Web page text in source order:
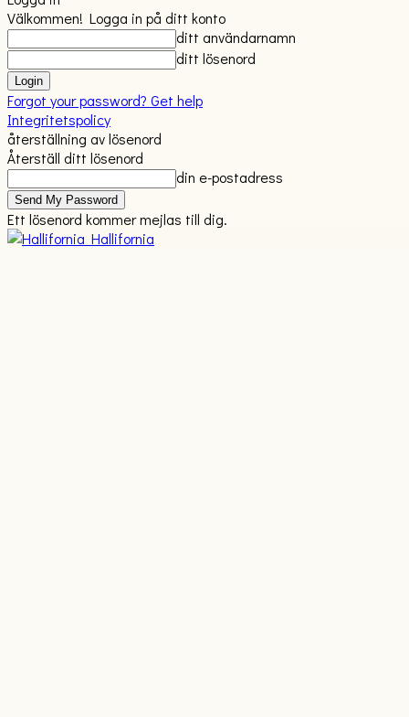
Välkommen! Logga in på ditt konto
ditt användarnamn
ditt lösenord
Forgot your password? Get help
Integritetspolicy
återställning av lösenord
Återställ ditt lösenord
din e-postadress
Ett lösenord kommer mejlas till dig.
Hallifornia